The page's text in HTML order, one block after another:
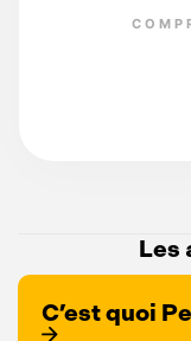
Les
C’est quoi